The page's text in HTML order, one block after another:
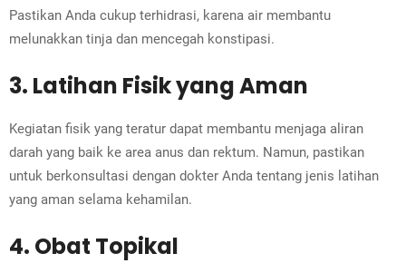
Pastikan Anda cukup terhidrasi, karena air membantu
melunakkan tinja dan mencegah konstipasi.
3. Latihan Fisik yang Aman
Kegiatan fisik yang teratur dapat membantu menjaga aliran
darah yang baik ke area anus dan rektum. Namun, pastikan
untuk berkonsultasi dengan dokter Anda tentang jenis latihan
yang aman selama kehamilan.
4. Obat Topikal